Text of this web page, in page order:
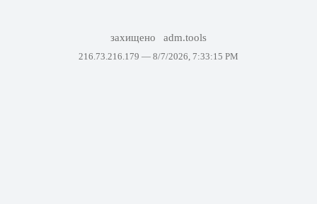
захищено adm.tools
216.73.216.179 — 8/7/2026, 7:33:15 PM